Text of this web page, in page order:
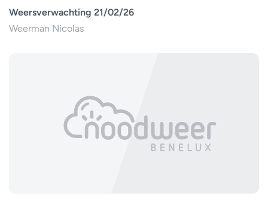
Weersverwachting 21/02/26
Weerman Nicolas